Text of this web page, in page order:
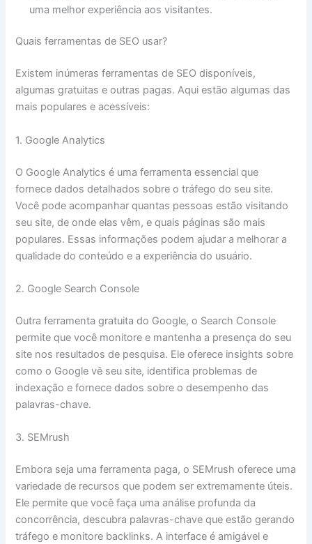
uma melhor experiência aos visitantes.
Quais ferramentas de SEO usar?
Existem inúmeras ferramentas de SEO disponíveis,
algumas gratuitas e outras pagas. Aqui estão algumas das
mais populares e acessíveis:
1. Google Analytics
O Google Analytics é uma ferramenta essencial que
fornece dados detalhados sobre o tráfego do seu site.
Você pode acompanhar quantas pessoas estão visitando
seu site, de onde elas vêm, e quais páginas são mais
populares. Essas informações podem ajudar a melhorar a
qualidade do conteúdo e a experiência do usuário.
2. Google Search Console
Outra ferramenta gratuita do Google, o Search Console
permite que você monitore e mantenha a presença do seu
site nos resultados de pesquisa. Ele oferece insights sobre
como o Google vê seu site, identifica problemas de
indexação e fornece dados sobre o desempenho das
palavras-chave.
3. SEMrush
Embora seja uma ferramenta paga, o SEMrush oferece uma
variedade de recursos que podem ser extremamente úteis.
Ele permite que você faça uma análise profunda da
concorrência, descubra palavras-chave que estão gerando
tráfego e monitore backlinks. A interface é amigável e